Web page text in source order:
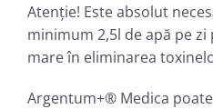
Atenţie! Este absolut
minimum 2,5l de apă pe
mare în eliminarea
Argentum+® Medica